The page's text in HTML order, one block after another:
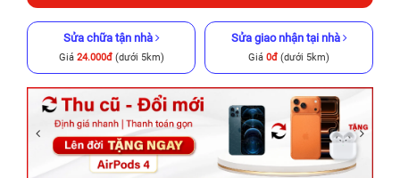
Sửa chữa tận nhà
Giá 24.000đ(dưới 5km)
Sửa giao nhận tại nhà
Giá 0đ (dưới 5km)